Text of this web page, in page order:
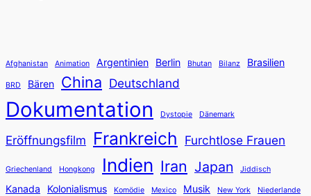
Afghanistan Animation Argentinien Berlin Bhutan Bilanz Brasilien
BRD Bären China Deutschland
Dokumentation Dystopie Dänemark
Eröffnungsfilm Frankreich Furchtlose Frauen
Griechenland Hongkong Indien Iran Japan Jiddisch
Kanada Kolonialismus Komödie Mexico Musik New York
Niederlande